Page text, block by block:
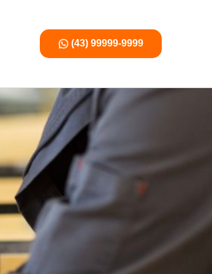
(43) 99999-9999